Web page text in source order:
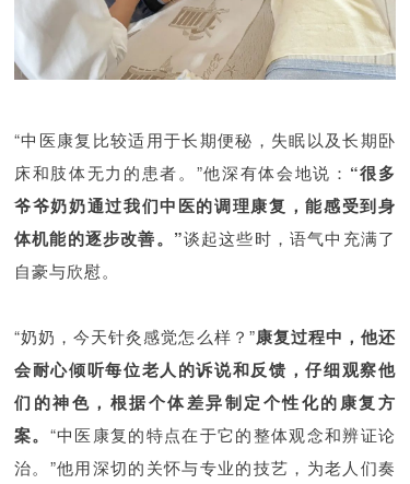
“中医康复比较适用于长期便秘，失眠以及长期卧
床和肢体无力的患者。”他深有体会地说： “很多
爷爷奶奶通过我们中医的调理康复，能感受到身
体机能的逐步改善。”谈起这些时，语气中充满了
自豪与欣慰。
“奶奶，今天针灸感觉怎么样？”康复过程中，他还
会耐心倾听每位老人的诉说和反馈，仔细观察他
们的神色，根据个体差异制定个性化的康复方
案。 “中医康复的特点在于它的整体观念和辨证论
治。”他用深切的关怀与专业的技艺，为老人们奏